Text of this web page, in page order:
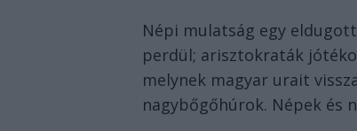
Népi mulatság egy
perdül; arisztokraták
melynek magyar urait
nagybőgőhúrok. Népek és